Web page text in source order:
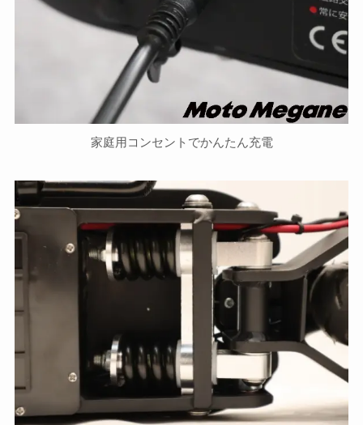
家庭用コンセントでかんたん充電